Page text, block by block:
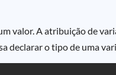
valor. A atribuição de
declarar o tipo de uma